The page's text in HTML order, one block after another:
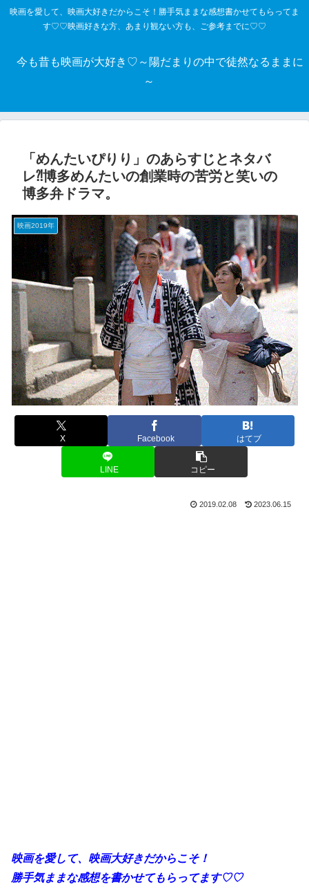
映画を愛して、映画大好きだからこそ！勝手気ままな感想書かせてもらってま
す♡♡映画好きな方、あまり観ない方も、ご参考までに♡♡
今も昔も映画が大好き♡～陽だまりの中で徒然なるままに
～
「めんたいぴりり」のあらすじとネタバ
レ⁈博多めんたいの創業時の苦労と笑いの
博多弁ドラマ。
映画2019年
X Facebook はてブ
LINE コピー
2019.02.08 2023.06.15
映画を愛して、映画大好きだからこそ！
勝手気ままな感想を書かせてもらってます♡♡